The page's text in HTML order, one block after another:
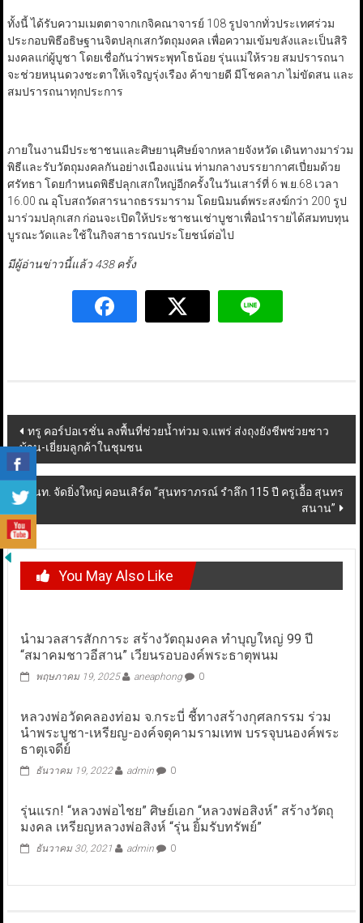
ทั้งนี้ ได้รับความเมตตาจากเกจิคณาจารย์ 108 รูปจากทั่วประเทศร่วม
ประกอบพิธีอธิษฐานจิตปลุกเสกวัตถุมงคล เพื่อความเข้มขลังและเป็นสิริ
มงคลแก่ผู้บูชา โดยเชื่อกันว่าพระพุทโธน้อย รุ่นแม่ให้รวย สมปรารถนา
จะช่วยหนุนดวงชะตาให้เจริญรุ่งเรือง ค้าขายดี มีโชคลาภ ไม่ขัดสน และ
สมปรารถนาทุกประการ
ภายในงานมีประชาชนและศิษยานุศิษย์จากหลายจังหวัด เดินทางมาร่วม
พิธีและรับวัตถุมงคลกันอย่างเนืองแน่น ท่ามกลางบรรยากาศเปี่ยมด้วย
ศรัทธา โดยกำหนดพิธีปลุกเสกใหญ่อีกครั้งในวันเสาร์ที่ 6 พ.ย.68 เวลา
16.00 ณ อุโบสถวัดสารนาถธรรมาราม โดยนิมนต์พระสงฆ์กว่า 200 รูป
มาร่วมปลุกเสก ก่อนจะเปิดให้ประชาชนเช่าบูชาเพื่อนำรายได้สมทบทุน
บูรณะวัดและใช้ในกิจสาธารณประโยชน์ต่อไป
มีผู้อ่านข่าวนี้แล้ว 438 ครั้ง
Post
navigation
ทรู คอร์ปอเรชั่น ลงพื้นที่ช่วยน้ำท่วม จ.แพร่ ส่งถุงยังชีพช่วยชาว
บ้าน-เยี่ยมลูกค้าในชุมชน
สนท. จัดยิ่งใหญ่ คอนเสิร์ต “สุนทราภรณ์ รำลึก 115 ปี ครูเอื้อ สุนทร
สนาน”
You May Also Like
นำมวลสารสักการะ สร้างวัตถุมงคล ทำบุญใหญ่ 99 ปี
“สมาคมชาวอีสาน” เวียนรอบองค์พระธาตุพนม
พฤษภาคม 19, 2025 aneaphong 0
หลวงพ่อวัดคลองท่อม จ.กระบี่ ชี้ทางสร้างกุศลกรรม ร่วม
นำพระบูชา-เหรียญ-องค์จตุคามรามเทพ บรรจุบนองค์พระ
ธาตุเจดีย์
ธันวาคม 19, 2022 admin 0
รุ่นแรก! “หลวงพ่อไชย” ศิษย์เอก “หลวงพ่อสิงห์” สร้างวัตถุ
มงคล เหรียญหลวงพ่อสิงห์ “รุ่น ยิ้มรับทรัพย์”
ธันวาคม 30, 2021 admin 0